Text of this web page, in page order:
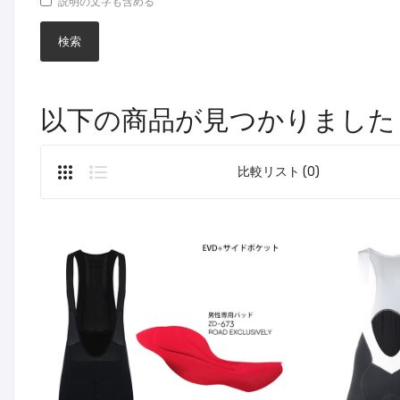
以下の商品が見つかりました
比較リスト (0)